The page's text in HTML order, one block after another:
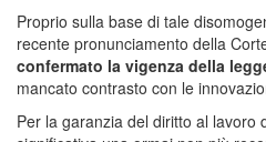
Proprio sulla base di tale
recente pronunciamento della
confermato la vigenza della
mancato contrasto con le
Per la garanzia del diritto al lavoro